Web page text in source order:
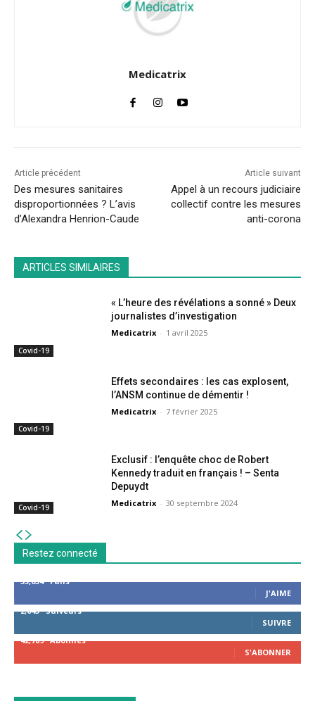
Medicatrix
Article précédent
Des mesures sanitaires
disproportionnées ? L’avis
d’Alexandra Henrion-Caude
Article suivant
Appel à un recours judiciaire
collectif contre les mesures
anti-corona
ARTICLES SIMILAIRES
Covid-19
« L’heure des révélations a sonné » Deux
journalistes d’investigation
Medicatrix - 1 avril 2025
Covid-19
Effets secondaires : les cas explosent,
l’ANSM continue de démentir !
Medicatrix - 7 février 2025
Covid-19
Exclusif : l’enquête choc de Robert
Kennedy traduit en français ! – Senta
Depuydt
Medicatrix - 30 septembre 2024
Restez connecté
53,654
Fans
J'AIME
2,043 Suiveurs
SUIVRE
42,789 Abonnés
S'ABONNER